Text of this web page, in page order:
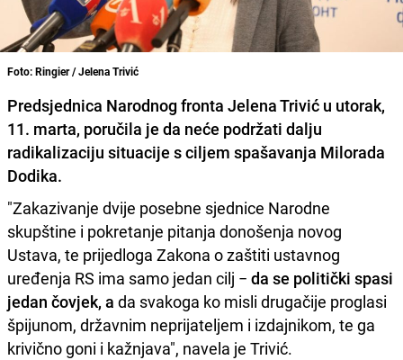
Foto: Ringier / Jelena Trivić
Predsjednica Narodnog fronta Jelena Trivić u utorak,
11. marta, poručila je da neće podržati dalju
radikalizaciju situacije s ciljem spašavanja Milorada
Dodika.
"Zakazivanje dvije posebne sjednice Narodne
skupštine i pokretanje pitanja donošenja novog
Ustava, te prijedloga Zakona o zaštiti ustavnog
uređenja RS ima samo jedan cilj − da se politički spasi
jedan čovjek, a da svakoga ko misli drugačije proglasi
špijunom, državnim neprijateljem i izdajnikom, te ga
krivično goni i kažnjava", navela je Trivić.